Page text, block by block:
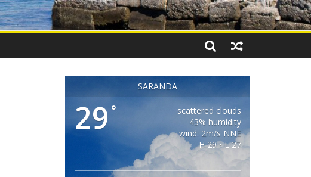
SARANDA
29°
scattered clouds
43% humidity
wind: 2m/s NNE
H 29 • L 27